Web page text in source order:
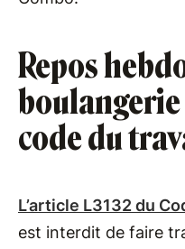
Repos
code du
L’article L3132 du
est interdit de faire